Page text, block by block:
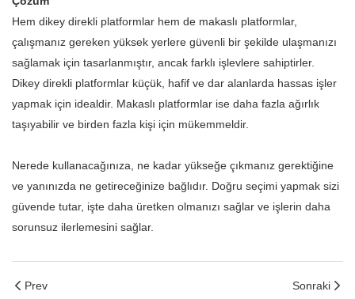
Hem dikey direkli platformlar hem de makaslı platformlar,
çalışmanız gereken yüksek yerlere güvenli bir şekilde ulaşmanızı
sağlamak için tasarlanmıştır, ancak farklı işlevlere sahiptirler.
Dikey direkli platformlar küçük, hafif ve dar alanlarda hassas işler
yapmak için idealdir. Makaslı platformlar ise daha fazla ağırlık
taşıyabilir ve birden fazla kişi için mükemmeldir.
Nerede kullanacağınıza, ne kadar yükseğe çıkmanız gerektiğine
ve yanınızda ne getireceğinize bağlıdır. Doğru seçimi yapmak sizi
güvende tutar, işte daha üretken olmanızı sağlar ve işlerin daha
sorunsuz ilerlemesini sağlar.
Prev Sonraki